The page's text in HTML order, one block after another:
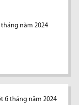
năm 2024
6 tháng năm 2024